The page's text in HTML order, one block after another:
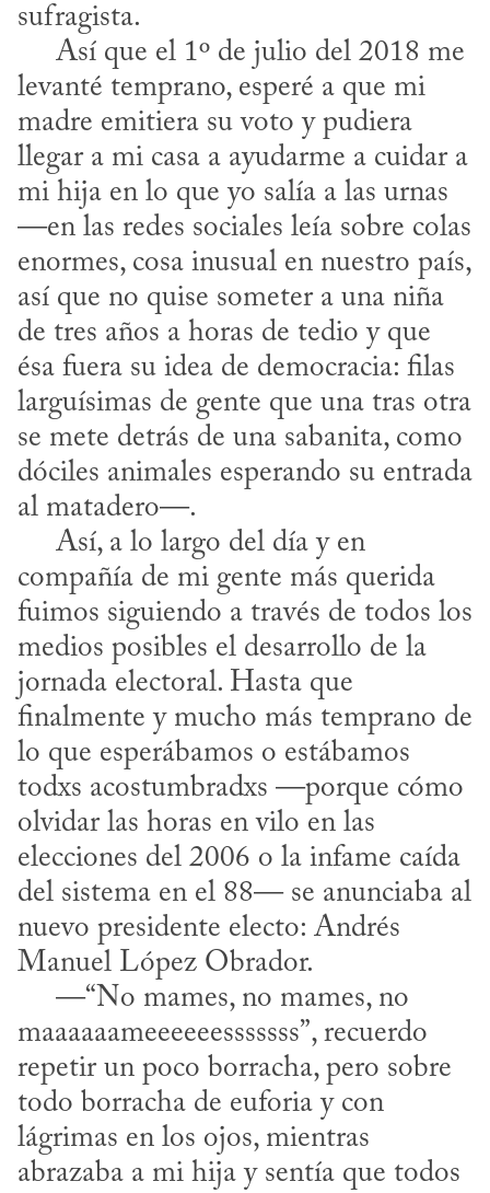
sufragista.
levanté temprano, esperé a que mi
madre emitiera su voto y pudiera
llegar a mi casa a ayudarme a cuidar a
mi hija en lo que yo salía a las urnas
—en las redes sociales leía sobre colas
enormes, cosa inusual en nuestro país,
así que no quise someter a una niña
de tres años a horas de tedio y que
ésa fuera su idea de democracia: filas
larguísimas de gente que una tras otra
se mete detrás de una sabanita, como
dóciles animales esperando su entrada
al matadero—.
compañía de mi gente más querida
fuimos siguiendo a través de todos los
medios posibles el desarrollo de la
jornada electoral. Hasta que
finalmente y mucho más temprano de
lo que esperábamos o estábamos
todxs acostumbradxs —porque cómo
olvidar las horas en vilo en las
elecciones del 2006 o la infame caída
del sistema en el 88— se anunciaba al
nuevo presidente electo: Andrés
Manuel López Obrador.
maaaaaameeeeeesssssss”, recuerdo
repetir un poco borracha, pero sobre
todo borracha de euforia y con
lágrimas en los ojos, mientras
abrazaba a mi hija y sentía que todos